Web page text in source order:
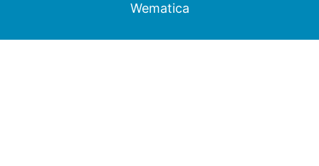
Wematica